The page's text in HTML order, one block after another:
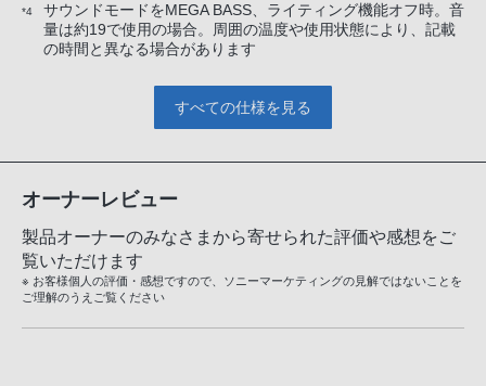
*4
サウンドモードをMEGA BASS、ライティング機能オフ時。音
量は約19で使用の場合。周囲の温度や使用状態により、記載
の時間と異なる場合があります
すべての仕様を見る
オーナーレビュー
製品オーナーのみなさまから寄せられた評価や感想をご
覧いただけます
※ お客様個人の評価・感想ですので、ソニーマーケティングの見解ではないことを
ご理解のうえご覧ください